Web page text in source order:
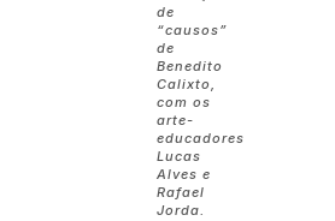
de
“causos”
de
Benedito
Calixto,
com os
arte-
educadores
Lucas
Alves e
Rafael
Jorda.